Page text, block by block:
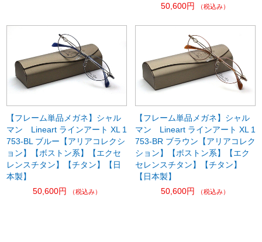
50,600円
（税込み）
【フレーム単品メガネ】シャル
マン Lineart ラインアート XL 1
753-BL ブルー【アリアコレクシ
ョン】【ボストン系】【エクセ
レンスチタン】【チタン】【日
本製】
50,600円
（税込み）
【フレーム単品メガネ】シャル
マン Lineart ラインアート XL 1
753-BR ブラウン【アリアコレク
ション】【ボストン系】【エク
セレンスチタン】【チタン】
【日本製】
50,600円
（税込み）